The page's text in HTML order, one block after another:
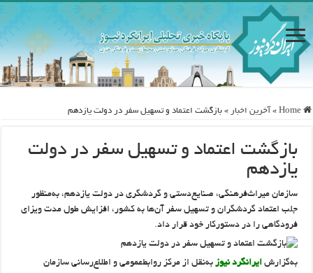
Home
» آخرین اخبار » بازگشت اعتماد و تسهیل سفر در دولت یازدهم
بازگشت اعتماد و تسهیل سفر در دولت
یازدهم
سازمان میراث‌فرهنگی، صنایع‌دستی و گردشگری در دولت یازدهم، به‌منظور
جلب اعتماد گردشگران و تسهیل سفر آن‌ها به کشور، افزایش طول مدت ویزای
فرودگاهی را در دستورکار خود قرار داد.
به‌گزارشایرانگرد نیوز به‌نقل از مرکز روابط‌عمومی و اطلاع‌رسانی سازمان